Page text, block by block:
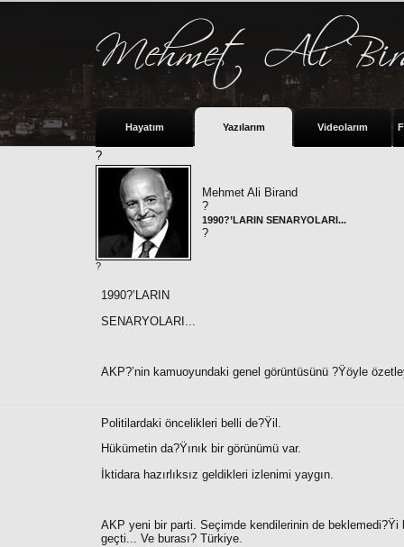
Hayatım Yazılarım Videolarım
?
Mehmet Ali Birand
?
1990?’LARIN SENARYOLARI...
?
?
1990?’LARIN
SENARYOLARI...
AKP?’nin kamuoyundaki genel görüntüsünü ?Ÿöyle
Politilardaki öncelikleri belli de?Ÿil.
Hükümetin da?Ÿınık bir görünümü var.
İktidara hazırlıksız geldikleri izlenimi yaygın.
AKP yeni bir parti. Seçimde kendilerinin de
geçti... Ve burası? Türkiye.